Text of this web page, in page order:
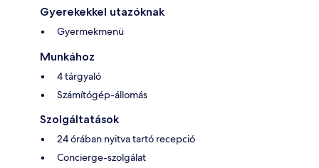
Gyerekekkel utazóknak
Gyermekmenü
Munkához
4 tárgyaló
Számítógép-állomás
Szolgáltatások
24 órában nyitva tartó recepció
Concierge-szolgálat